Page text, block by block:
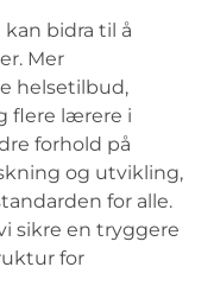
bidra til å
Mer⁤
helsetilbud,
⁤flere lærere i
forhold på
og utvikling,
for alle.
sikre en ‌tryggere
⁣for⁢